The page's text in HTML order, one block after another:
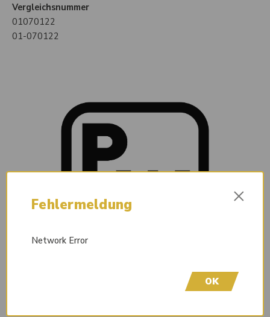
Vergleichsnummer
01070122
01-070122
Fehlermeldung ×
Network Error
OK